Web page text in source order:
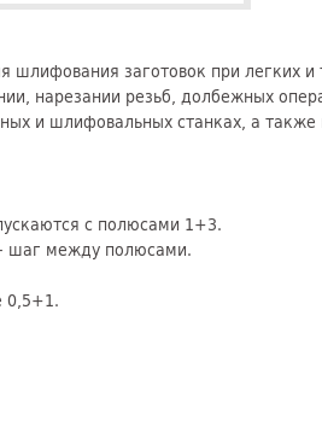
шлифования заготовок при легких
нарезании резьб, долбежных
и шлифовальных станках, а также
с полюсами 1+3.
шаг между полюсами.
0,5+1.